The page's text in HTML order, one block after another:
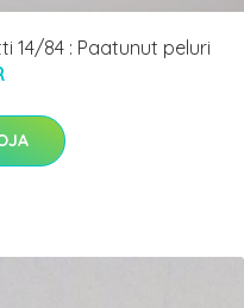
14/84 : Paatunut peluri